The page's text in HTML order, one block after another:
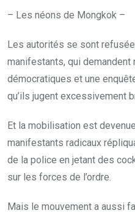
– Les néons de Mongkok –
Les autorités se sont
manifestants, qui
démocratiques et une
qu’ils jugent excessivement
Et la mobilisation est
manifestants radicaux
de la police en jetant des
sur les forces de l’ordre.
Mais le mouvement a aussi